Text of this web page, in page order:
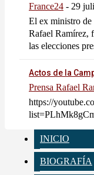
France24 - 29
El ex ministro de
Rafael Ramírez,
las elecciones
Actos de la
Prensa Rafael
https://
INICIO
BIOGRAFÍA